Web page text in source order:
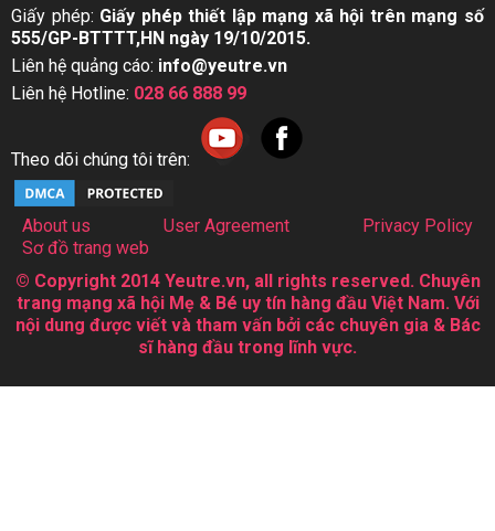
Giấy phép: Giấy phép thiết lập mạng xã hội trên mạng số
555/GP-BTTTT,HN ngày 19/10/2015.
Liên hệ quảng cáo: info@yeutre.vn
Liên hệ Hotline: 028 66 888 99
Theo dõi chúng tôi trên:
About us User Agreement
Privacy Policy
Sơ đồ trang web
© Copyright 2014 Yeutre.vn, all rights reserved. Chuyên
trang mạng xã hội Mẹ & Bé uy tín hàng đầu Việt Nam. Với
nội dung được viết và tham vấn bởi các chuyên gia & Bác
sĩ hàng đầu trong lĩnh vực.